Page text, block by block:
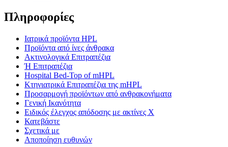
Πληροφορίες
Ιατρικά προϊόντα HPL
Προϊόντα από ίνες άνθρακα
Ακτινολογικά Επιτραπέζια
Ή Επιτραπέζια
Hospital Bed-Top of mHPL
Κτηνιατρικά Επιτραπέζια της mHPL
Προσαρμογή προϊόντων από ανθρακονήματα
Γενική Ικανότητα
Ειδικός έλεγχος απόδοσης με ακτίνες Χ
Κατεβάστε
Σχετικά με
Αποποίηση ευθυνών